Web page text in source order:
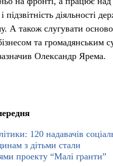
підзвітність діяльності
А також слугувати
та громадянським
Олександр Ярема.
120 надавачів
з дітьми стали
проекту “Малі гранти”